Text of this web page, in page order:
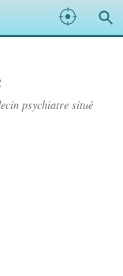
psychiatre situé